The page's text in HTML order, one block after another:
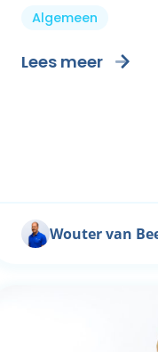
Algemeen
Lees meer
Wouter van